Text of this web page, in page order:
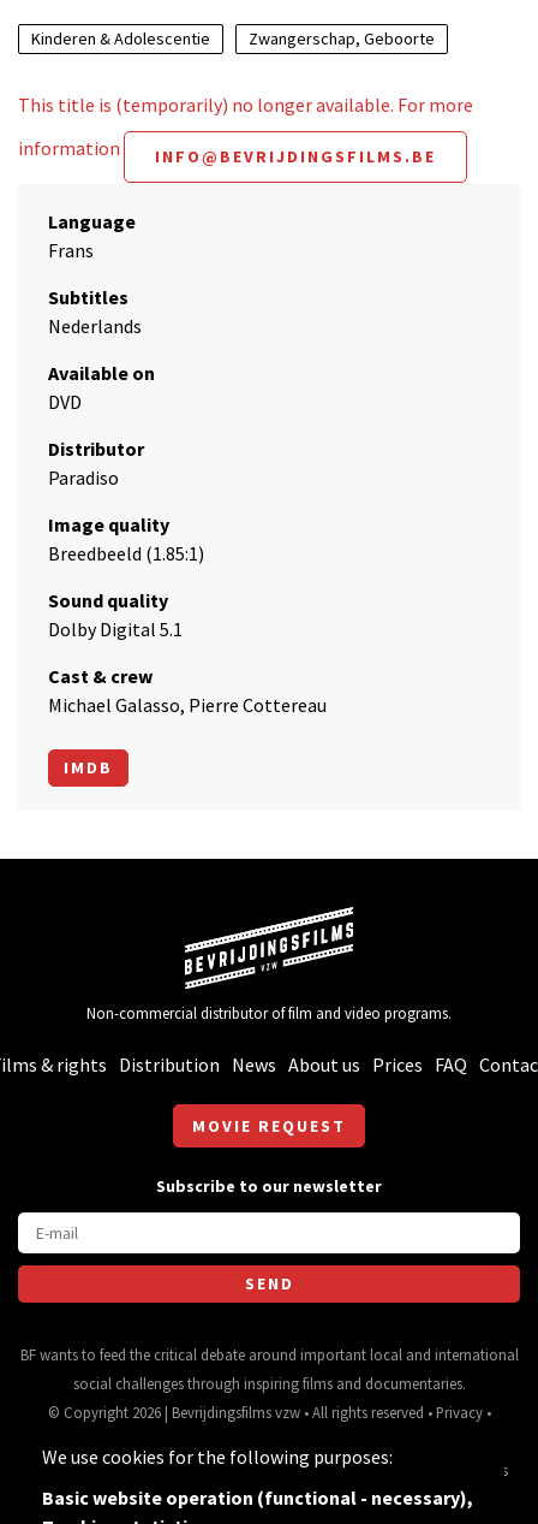
Kinderen & Adolescentie Zwangerschap, Geboorte
This title is (temporarily) no longer available. For more
information
INFO@BEVRIJDINGSFILMS.BE
Language
Frans
Subtitles
Nederlands
Available on
DVD
Distributor
Paradiso
Image quality
Breedbeeld (1.85:1)
Sound quality
Dolby Digital 5.1
Cast & crew
Michael Galasso, Pierre Cottereau
IMDB
Non-commercial distributor of film and video programs.
& rights Distribution News About us Prices FAQ
MOVIE REQUEST
Subscribe to our newsletter
BF wants to feed the critical debate around important local and international
social challenges through inspiring films and documentaries.
© Copyright 2026 | Bevrijdingsfilms vzw • All rights reserved • Privacy•
Nimbu. Source for movie data and images:
General terms
and conditions
We use cookies for the following purposes:
Basic website operation (functional - necessary),